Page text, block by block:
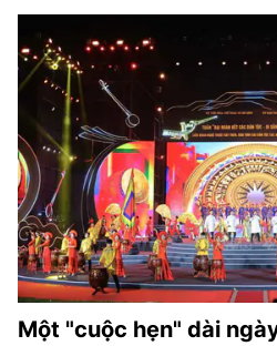
Một "cuộc hẹn" dài